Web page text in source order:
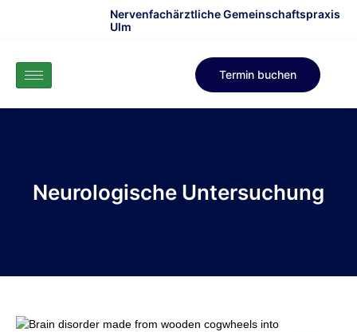
Nervenfachärztliche Gemeinschaftspraxis
Ulm
Termin buchen
Neurologische Untersuchung